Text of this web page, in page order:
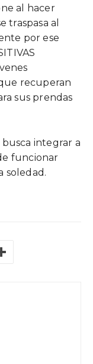
al hacer
traspasa al
por ese
recuperan
sus prendas
busca integrar a
funcionar
soledad.